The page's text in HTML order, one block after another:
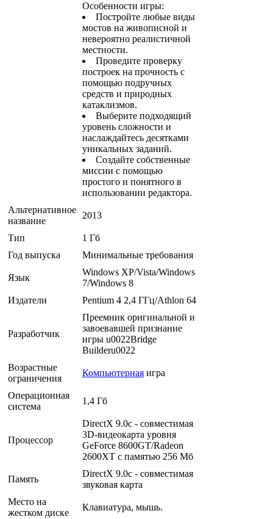
Особенности игры:
Постройте любые виды
мостов на живописной и
невероятно реалистичной
местности.
Проведите проверку
построек на прочность с
помощью подручных
средств и природных
катаклизмов.
Выберите подходящий
уровень сложности и
наслаждайтесь десятками
уникальных заданий.
Создайте собственные
миссии с помощью
простого и понятного в
использовании редактора.
Альтернативное
название
2013
Тип
1 Гб
Год выпуска
Минимальные требования
Язык
Windows XP/Vista/Windows
7/Windows 8
Издатели
Pentium 4 2,4 ГГц/Athlon 64
Разработчик
Преемник оригинальной и
завоевавшей признание
игры u0022Bridge
Builderu0022
Возрастные
ограничения
Компьютерная игра
Операционная
система
1,4 Гб
Процессор
DirectX 9.0с - совместимая
3D-видеокарта уровня
GeForce 8600GT/Radeon
2600XT c памятью 256 Мб
Память
DirectX 9.0c - совместимая
звуковая карта
Место на
жестком диске
Клавиатура, мышь.